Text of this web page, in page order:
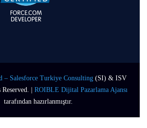
– Salesforce Turkiye Consulting (SI) & ISV
| ROIBLE Dijital Pazarlama Ajansı
tarafından hazırlanmıştır.